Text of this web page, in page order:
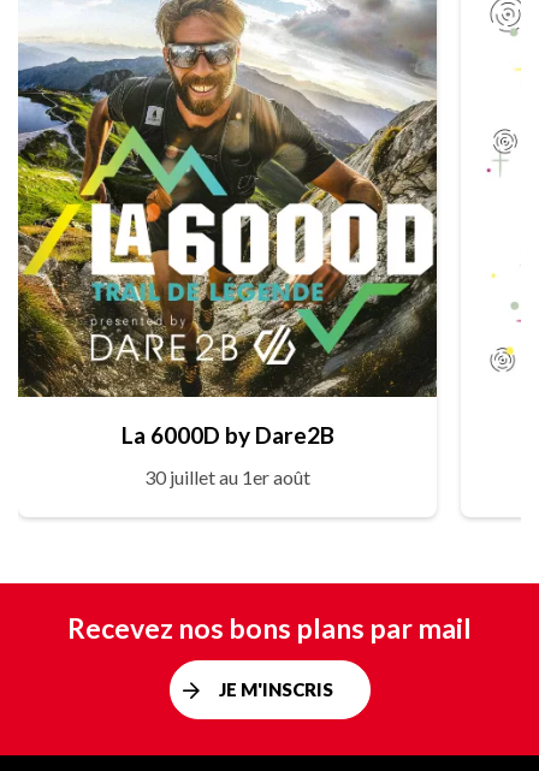
La 6000D by Dare2B
30 juillet au 1er août
Recevez nos bons plans par mail
JE M'INSCRIS